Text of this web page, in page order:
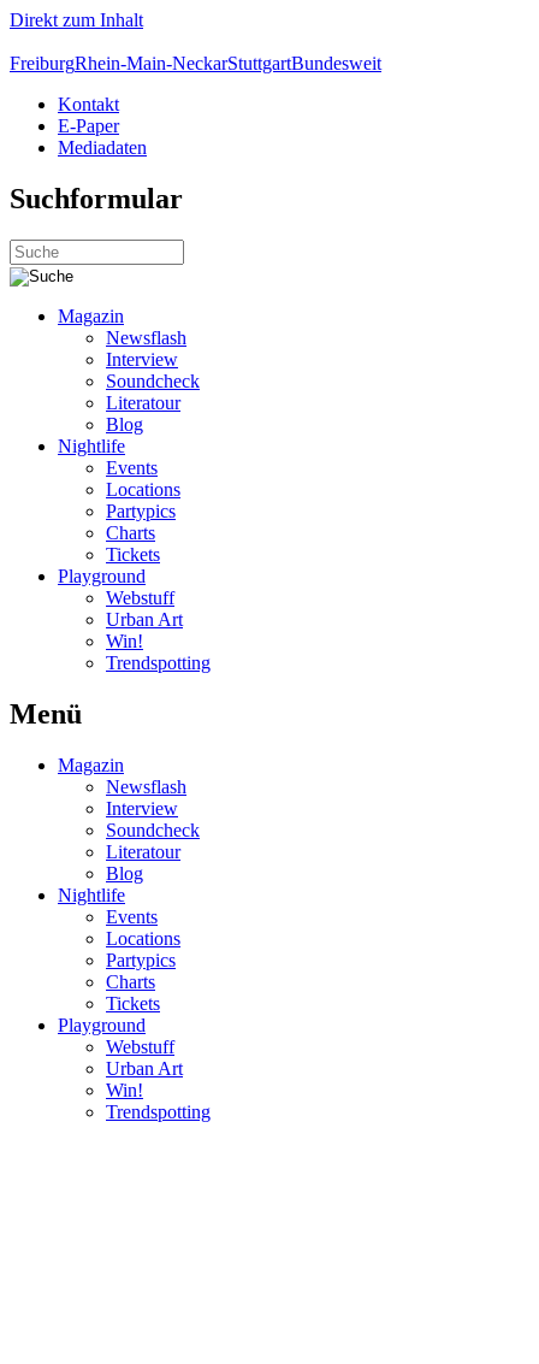
Direkt zum Inhalt
FreiburgRhein-Main-NeckarStuttgartBundesweit
Kontakt
E-Paper
Mediadaten
Suchformular
Magazin
Newsflash
Interview
Soundcheck
Literatour
Blog
Nightlife
Events
Locations
Partypics
Charts
Tickets
Playground
Webstuff
Urban Art
Win!
Trendspotting
Menü
Magazin
Newsflash
Interview
Soundcheck
Literatour
Blog
Nightlife
Events
Locations
Partypics
Charts
Tickets
Playground
Webstuff
Urban Art
Win!
Trendspotting